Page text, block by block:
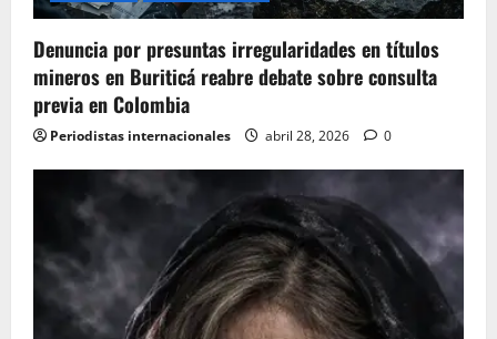
o
n
Denuncia por presuntas irregularidades en títulos
mineros en Buriticá reabre debate sobre consulta
previa en Colombia
Periodistas internacionales abril 28, 2026 0